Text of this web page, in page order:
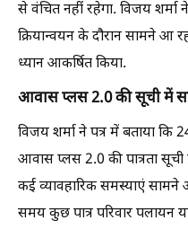
से वंचित नहीं रहेगा. विजय
क्रियान्वयन के दौरान सामने आ
ध्यान आकर्षित किया.
आवास प्लस 2.0 की सूची में
विजय शर्मा ने पत्र में बताया
आवास प्लस 2.0 की पात्रता सूची
कई व्यावहारिक समस्याएं सामने
समय कुछ पात्र परिवार पलायन